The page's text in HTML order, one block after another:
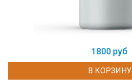
1800 руб
В КОРЗИНУ